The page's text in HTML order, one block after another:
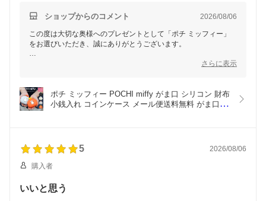
ショップからのコメント 2026/08/06
この度は大切な奥様へのプレゼントとして「ポチ ミッフィー」
をお選びいただき、誠にありがとうございます。
商品が写真より少し大きく感じられたとのことですが、奥様が喜
ミッフィー好きの奥様の日常がさらに楽しく彩られる一助となれ
ましたら幸いです。
さらに表示
ポチ ミッフィー POCHI miffy がま口 シリコン 財布
小銭入れ コインケース メール便送料無料 がま口財
ブラック5 2026/08/06
購入者
いいと思う